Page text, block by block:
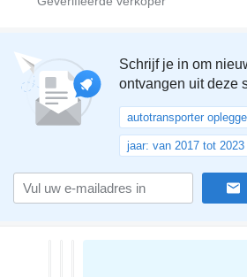
Schrijf je in om
ontvangen uit deze
autotransporter
jaar: van 2017 tot 2023